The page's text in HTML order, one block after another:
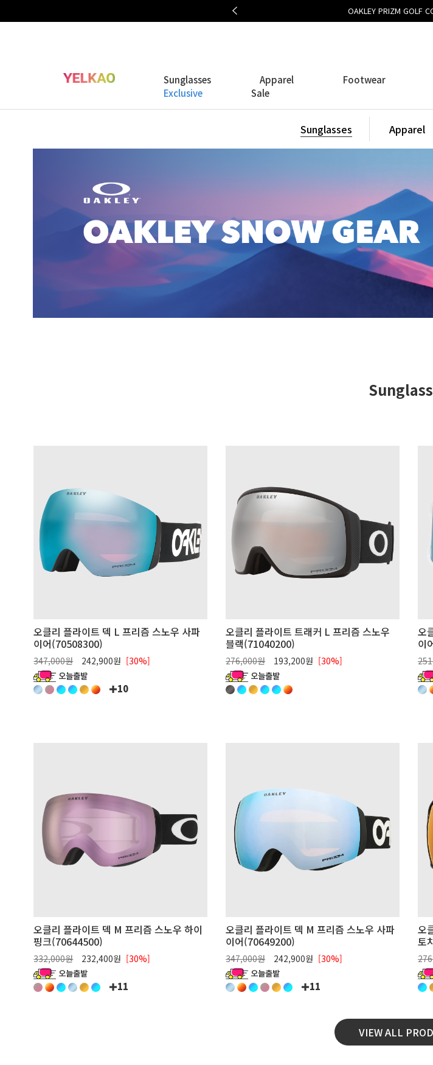
OAKLEY PRIZM GOLF
Sunglasses Apparel Footwear
Exclusive
Sale
Sunglasses Apparel
오클리 플라이트 덱 L 프리즘 스노우 사파
이어(70508300)
347,000원 242,900원 [30%]
10
오클리 플라이트 트래커 L 프리즘 스노우
블랙(71040200)
276,000원 193,200원 [30%]
오
이
오클리 플라이트 덱 M 프리즘 스노우 하이
핑크(70644500)
332,000원 232,400원 [30%]
11
오클리 플라이트 덱 M 프리즘 스노우 사파
이어(70649200)
347,000원 242,900원 [30%]
11
오
토
VIEW ALL